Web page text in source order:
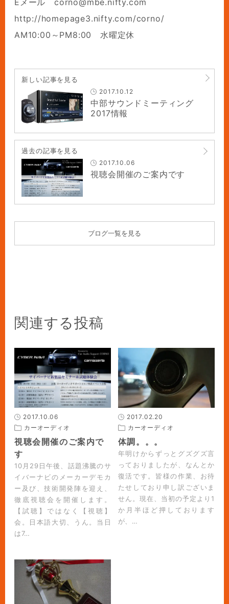
Eメール corno@mbe.nifty.com
http://homepage3.nifty.com/corno/
AM10:00～PM8:00 水曜定休
新しい記事を見る
2017.10.12
中部サウンドミーティング
2017情報
過去の記事を見る
2017.10.06
視聴会開催のご案内です
ブログ一覧を見る
関連する投稿
2017.10.06
カーオーディオ
視聴会開催のご案内で
す
10月29日午後、話題沸騰のサ
イバーナビのメーカーデモカ
ー及び、技術開発陣を迎え、
徹底視聴会を開催します。
【試聴】ではなく【視聴】
会。日本語大切、うん。当日
は7…
2017.02.20
カーオーディオ
体調。。。
年明けからずっとグズグズ言
っておりましたが、なんとか
復活です。皆様の作業、お待
たせしており申し訳ございま
せん。現在、当初の予定より1
か月半ほど押しております
が、…